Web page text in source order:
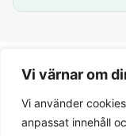
Vi värnar om
Vi använder
anpassat innehåll